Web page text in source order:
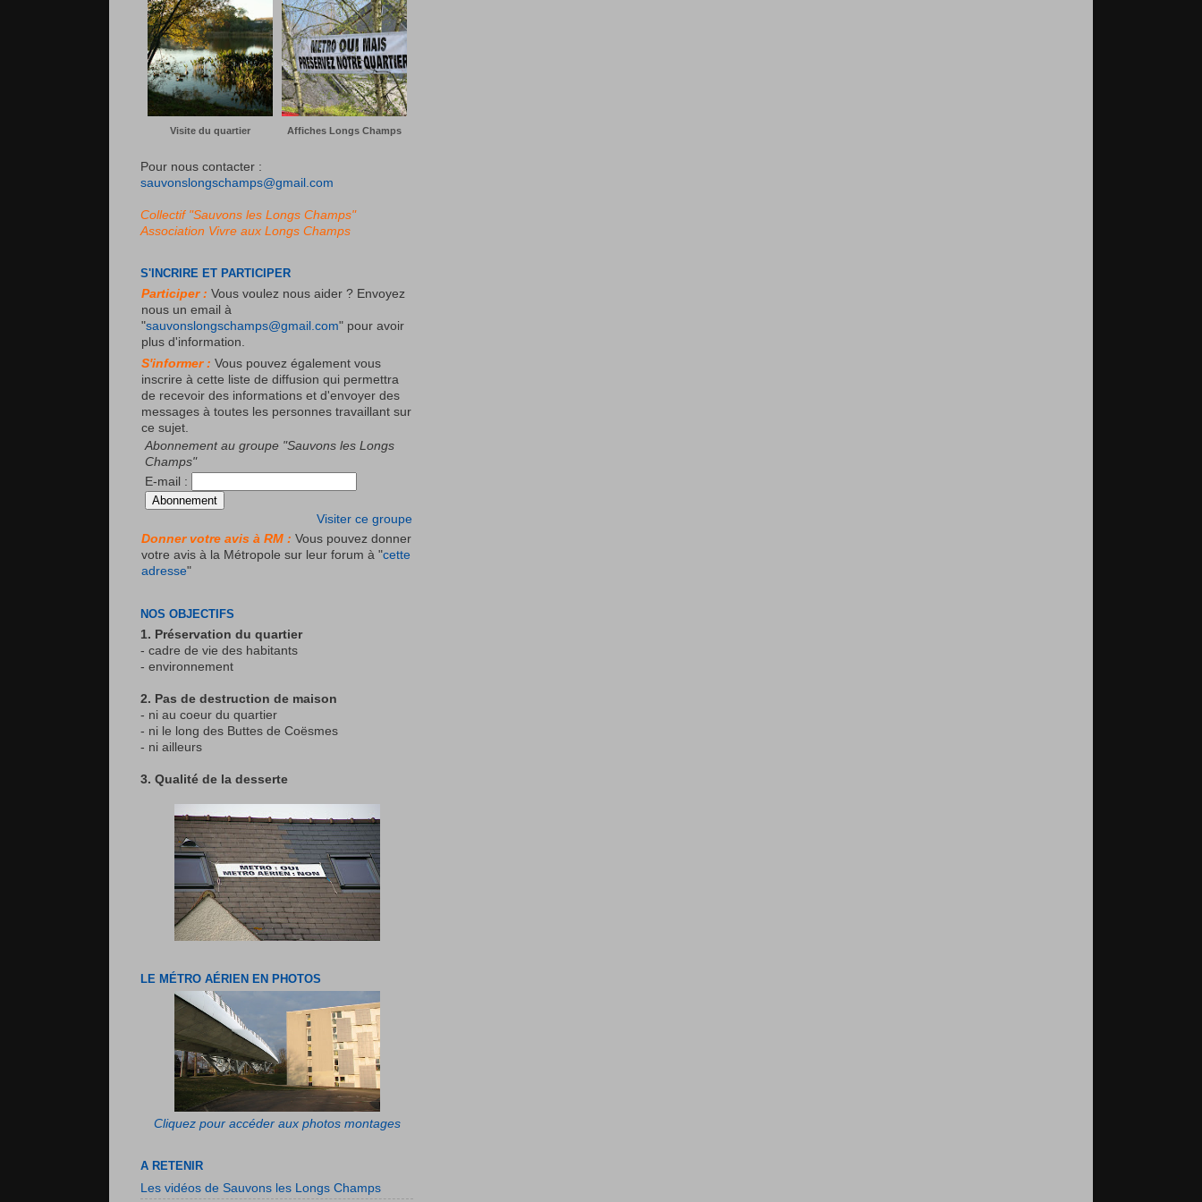
Visite du quartier Affiches Longs Champs
Pour nous contacter :
sauvonslongschamps@gmail.com
Collectif "Sauvons les Longs Champs"
Association Vivre aux Longs Champs
S'INCRIRE ET PARTICIPER
Participer : Vous voulez nous aider ? Envoyez
nous un email à
"sauvonslongschamps@gmail.com" pour avoir
plus d'information.
S'informer : Vous pouvez également vous
inscrire à cette liste de diffusion qui permettra
de recevoir des informations et d'envoyer des
messages à toutes les personnes travaillant sur
ce sujet.
Abonnement au groupe "Sauvons les Longs
Champs"
E-mail :
Visiter ce groupe
Donner votre avis à RM : Vous pouvez donner
votre avis à la Métropole sur leur forum à "cette
adresse"
NOS OBJECTIFS
1. Préservation du quartier
- cadre de vie des habitants
- environnement
2. Pas de destruction de maison
- ni au coeur du quartier
- ni le long des Buttes de Coësmes
- ni ailleurs
3. Qualité de la desserte
LE MÉTRO AÉRIEN EN PHOTOS
Cliquez pour accéder aux photos montages
A RETENIR
Les vidéos de Sauvons les Longs Champs